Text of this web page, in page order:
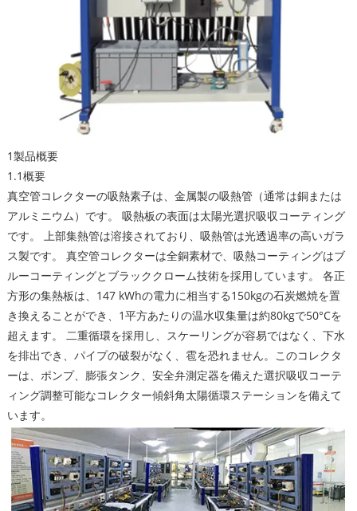
1製品概要
1.1概要
真空管コレクターの吸熱素子は、金属製の吸熱管（通常は銅または
アルミニウム）です。 吸熱板の表面は太陽光選択吸収コーティング
です。 上部集熱管は溶接されており、吸熱管は光透過率の高いガラ
ス製です。 真空管コレクターは全銅素材で、吸熱コーティングはブ
ルーコーティングとブラッククローム技術を採用しています。 各正
方形の集熱板は、147 kWhの電力に相当する150kgの石炭燃焼を置
き換えることができ、1平方あたりの温水収集量は約80kgで50°Cを
超えます。 二重循環を採用し、スケーリングが容易ではなく、下水
を排出でき、パイプの破裂がなく、雹を恐れません。このコレクタ
ーは、ポンプ、膨張タンク、安全弁測定器を備えた選択吸収コーテ
ィング調整可能なコレクター傾斜角太陽循環ステーションを備えて
います。